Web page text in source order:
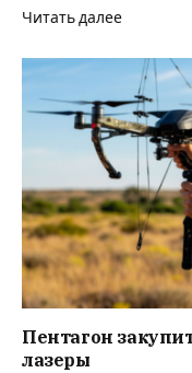
Читать далее
Пентагон
лазеры